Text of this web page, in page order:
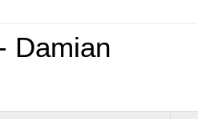
Damian